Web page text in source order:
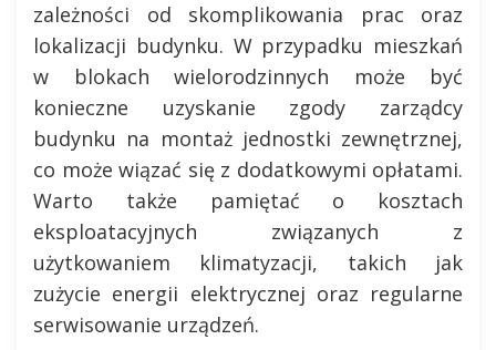
zależności od skomplikowania prac oraz
lokalizacji budynku. W przypadku mieszkań
w blokach wielorodzinnych może być
konieczne uzyskanie zgody zarządcy
budynku na montaż jednostki zewnętrznej,
co może wiązać się z dodatkowymi opłatami.
Warto także pamiętać o kosztach
eksploatacyjnych związanych z
użytkowaniem klimatyzacji, takich jak
zużycie energii elektrycznej oraz regularne
serwisowanie urządzeń.